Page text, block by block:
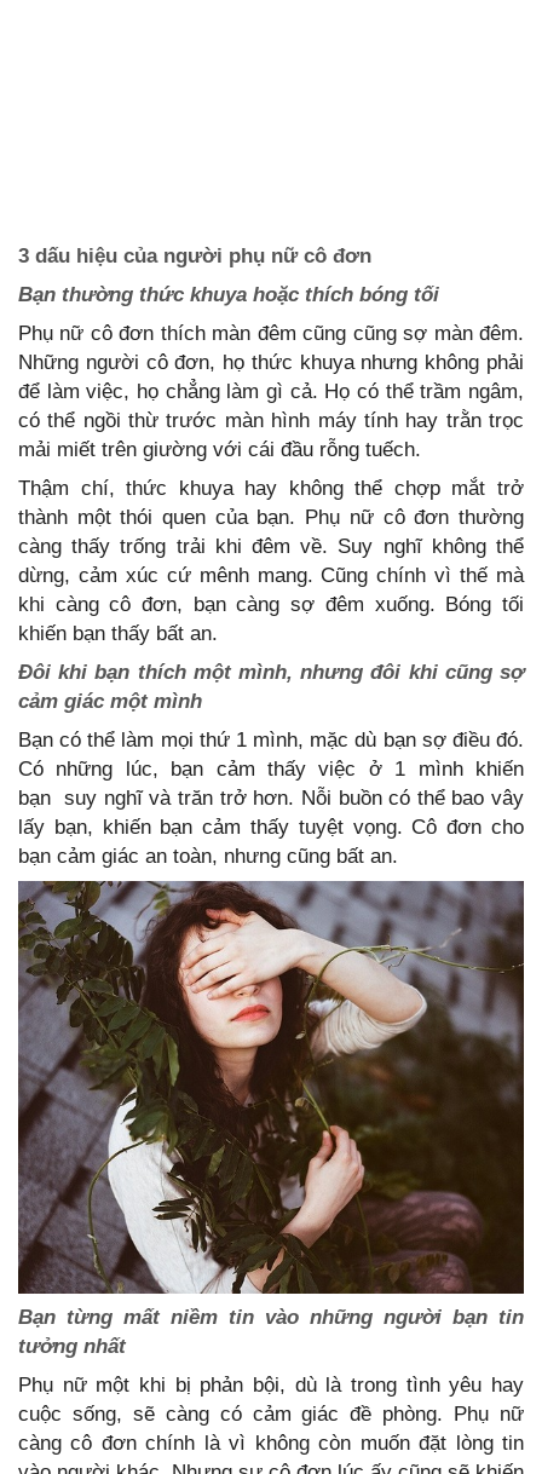
3 dấu hiệu của người phụ nữ cô đơn
Bạn thường thức khuya hoặc thích bóng tối
Phụ nữ cô đơn thích màn đêm cũng cũng sợ màn đêm.
Những người cô đơn, họ thức khuya nhưng không phải
để làm việc, họ chẳng làm gì cả. Họ có thể trầm ngâm,
có thể ngồi thừ trước màn hình máy tính hay trằn trọc
mải miết trên giường với cái đầu rỗng tuếch.
Thậm chí, thức khuya hay không thể chợp mắt trở
thành một thói quen của bạn. Phụ nữ cô đơn thường
càng thấy trống trải khi đêm về. Suy nghĩ không thể
dừng, cảm xúc cứ mênh mang. Cũng chính vì thế mà
khi càng cô đơn, bạn càng sợ đêm xuống. Bóng tối
khiến bạn thấy bất an.
Đôi khi bạn thích một mình, nhưng đôi khi cũng sợ
cảm giác một mình
Bạn có thể làm mọi thứ 1 mình, mặc dù bạn sợ điều đó.
Có những lúc, bạn cảm thấy việc ở 1 mình khiến
bạn suy nghĩ và trăn trở hơn. Nỗi buồn có thể bao vây
lấy bạn, khiến bạn cảm thấy tuyệt vọng. Cô đơn cho
bạn cảm giác an toàn, nhưng cũng bất an.
Bạn từng mất niềm tin vào những người bạn tin
tưởng nhất
Phụ nữ một khi bị phản bội, dù là trong tình yêu hay
cuộc sống, sẽ càng có cảm giác đề phòng. Phụ nữ
càng cô đơn chính là vì không còn muốn đặt lòng tin